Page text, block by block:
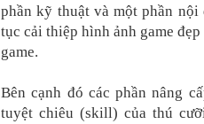
phần kỹ thuật và một phần
tục cải thiệp hình ảnh game
game.
Bên cạnh đó các phần nâng
tuyệt chiêu (skill) của thú